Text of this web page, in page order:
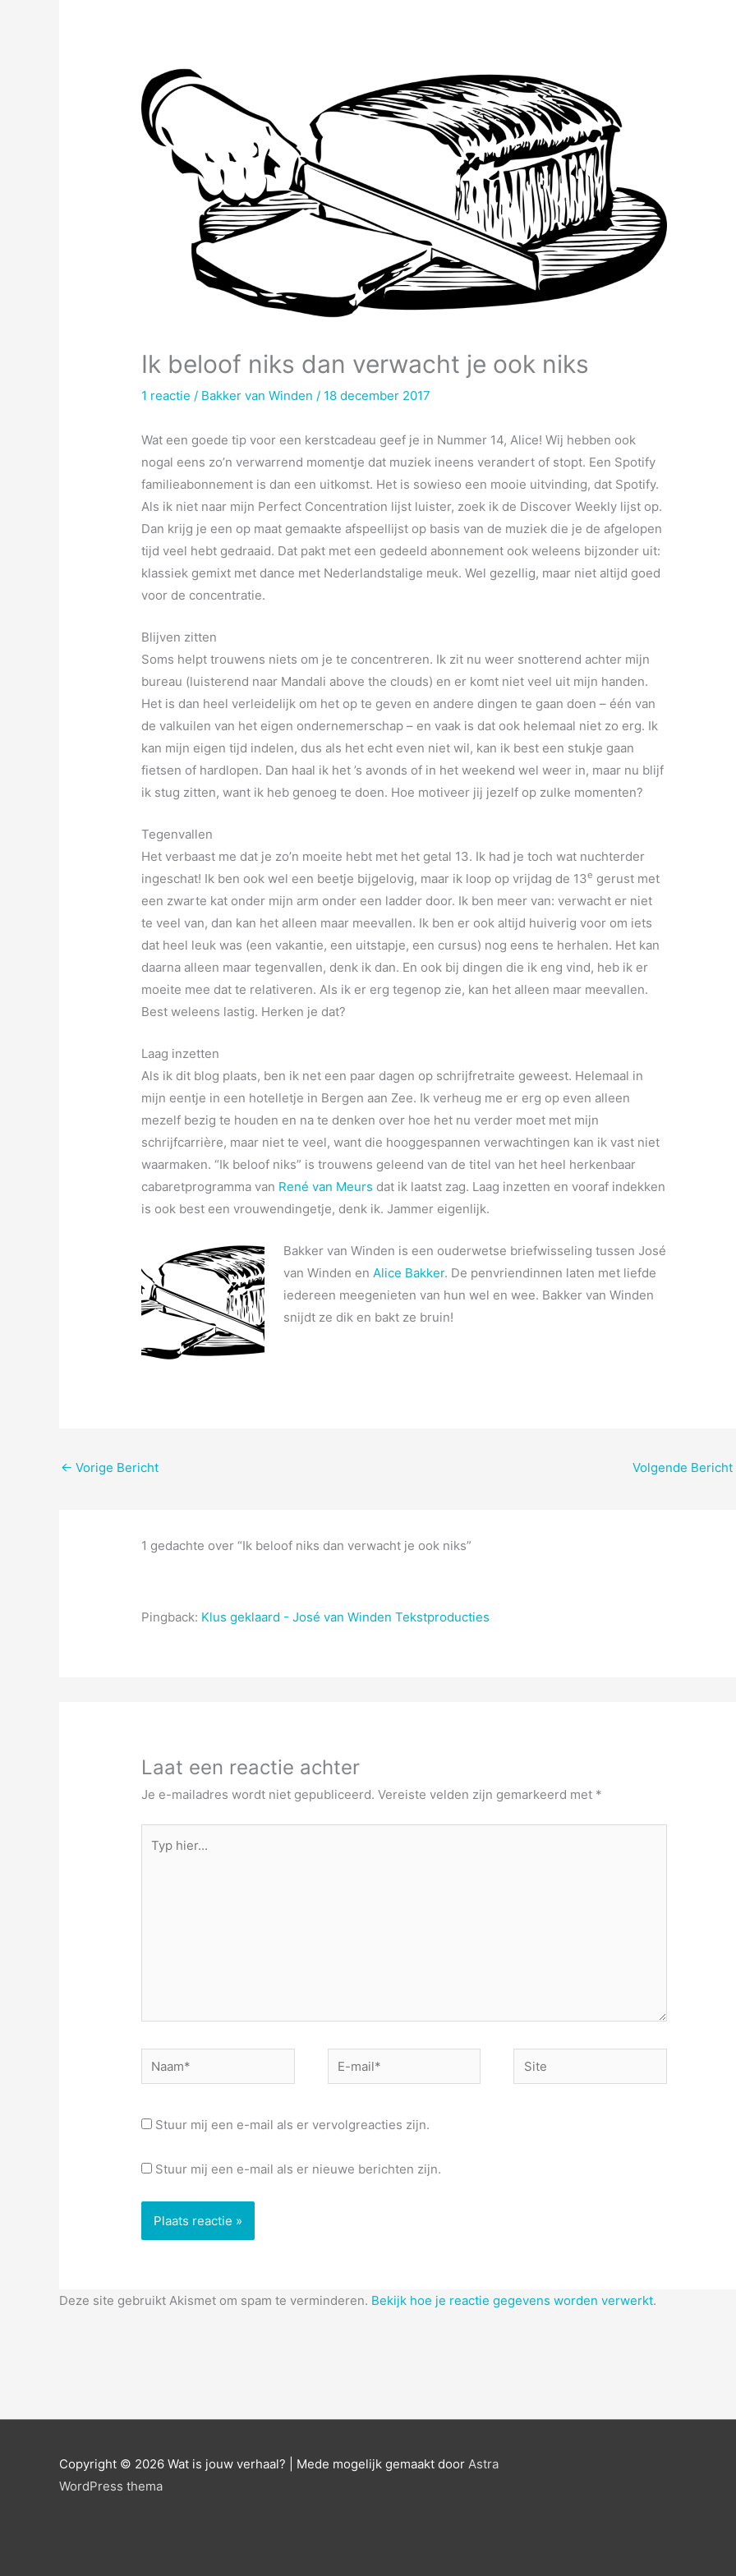
Ik beloof niks dan verwacht je ook niks
1 reactie / Bakker van Winden / 18 december 2017
Wat een goede tip voor een kerstcadeau geef je in Nummer 14, Alice! Wij hebben ook
nogal eens zo’n verwarrend momentje dat muziek ineens verandert of stopt. Een Spotify
familieabonnement is dan een uitkomst. Het is sowieso een mooie uitvinding, dat Spotify.
Als ik niet naar mijn Perfect Concentration lijst luister, zoek ik de Discover Weekly lijst op.
Dan krijg je een op maat gemaakte afspeellijst op basis van de muziek die je de afgelopen
tijd veel hebt gedraaid. Dat pakt met een gedeeld abonnement ook weleens bijzonder uit:
klassiek gemixt met dance met Nederlandstalige meuk. Wel gezellig, maar niet altijd goed
voor de concentratie.
Blijven zitten
Soms helpt trouwens niets om je te concentreren. Ik zit nu weer snotterend achter mijn
bureau (luisterend naar Mandali above the clouds) en er komt niet veel uit mijn handen.
Het is dan heel verleidelijk om het op te geven en andere dingen te gaan doen – één van
de valkuilen van het eigen ondernemerschap – en vaak is dat ook helemaal niet zo erg. Ik
kan mijn eigen tijd indelen, dus als het echt even niet wil, kan ik best een stukje gaan
fietsen of hardlopen. Dan haal ik het ’s avonds of in het weekend wel weer in, maar nu blijf
ik stug zitten, want ik heb genoeg te doen. Hoe motiveer jij jezelf op zulke momenten?
Tegenvallen
Het verbaast me dat je zo’n moeite hebt met het getal 13. Ik had je toch wat nuchterder
ingeschat! Ik ben ook wel een beetje bijgelovig, maar ik loop op vrijdag de 13e gerust met
een zwarte kat onder mijn arm onder een ladder door. Ik ben meer van: verwacht er niet
te veel van, dan kan het alleen maar meevallen. Ik ben er ook altijd huiverig voor om iets
dat heel leuk was (een vakantie, een uitstapje, een cursus) nog eens te herhalen. Het kan
daarna alleen maar tegenvallen, denk ik dan. En ook bij dingen die ik eng vind, heb ik er
moeite mee dat te relativeren. Als ik er erg tegenop zie, kan het alleen maar meevallen.
Best weleens lastig. Herken je dat?
Laag inzetten
Als ik dit blog plaats, ben ik net een paar dagen op schrijfretraite geweest. Helemaal in
mijn eentje in een hotelletje in Bergen aan Zee. Ik verheug me er erg op even alleen
mezelf bezig te houden en na te denken over hoe het nu verder moet met mijn
schrijfcarrière, maar niet te veel, want die hooggespannen verwachtingen kan ik vast niet
waarmaken. “Ik beloof niks” is trouwens geleend van de titel van het heel herkenbaar
cabaretprogramma van René van Meurs dat ik laatst zag. Laag inzetten en vooraf indekken
is ook best een vrouwendingetje, denk ik. Jammer eigenlijk.
Bakker van Winden is een ouderwetse briefwisseling tussen José
van Winden en Alice Bakker. De penvriendinnen laten met liefde
iedereen meegenieten van hun wel en wee. Bakker van Winden
snijdt ze dik en bakt ze bruin!
← Vorige Bericht Volgende Bericht
1 gedachte over “Ik beloof niks dan verwacht je ook niks”
Pingback: Klus geklaard - José van Winden Tekstproducties
Laat een reactie achter
Je e-mailadres wordt niet gepubliceerd. Vereiste velden zijn gemarkeerd met *
hier...
Naam*
E-
mail*
Site
Stuur mij een e-mail als er vervolgreacties zijn.
Stuur mij een e-mail als er nieuwe berichten zijn.
Deze site gebruikt Akismet om spam te verminderen. Bekijk hoe je reactie gegevens worden verwerkt.
Copyright © 2026 Wat is jouw verhaal? | Mede mogelijk gemaakt door Astra
WordPress thema